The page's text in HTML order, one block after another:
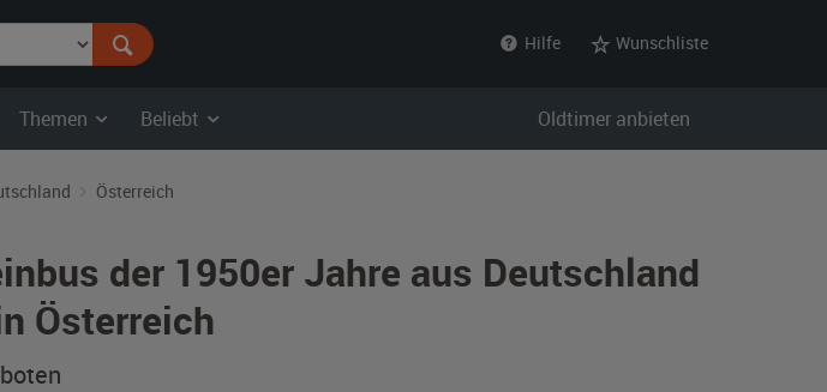
Hilfe Wunschliste
Themen Beliebt Oldtimer anbieten
Österreich
der 1950er Jahre aus Deutschland
Österreich